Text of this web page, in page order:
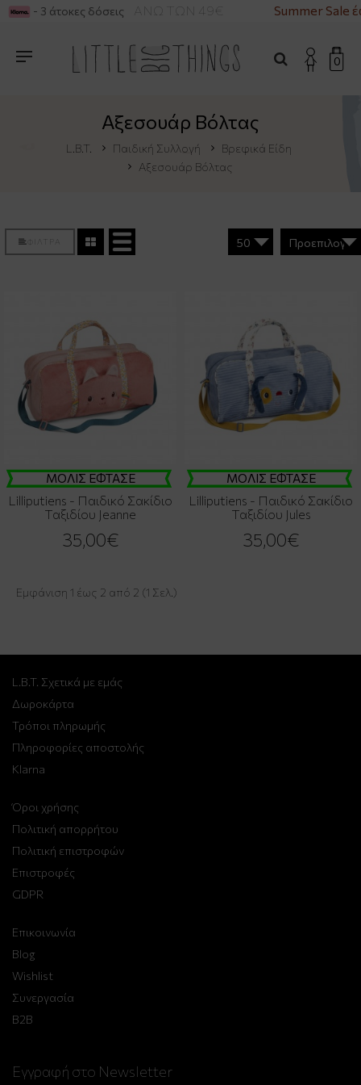
ΓΙΑ ΑΓΟΡΕΣ ΑΝΩ ΤΩΝ 49€ Summer Sale
- 3 άτοκες δόσεις
0
Αξεσουάρ Βόλτας
L.B.T. Παιδική Συλλογή
Βρεφικά Είδη
Αξεσουάρ Βόλτας
ΦΙΛΤΡΑ
ΜΟΛΙΣ ΕΦΤΑΣΕ
Lilliputiens - Παιδικό Σακίδιο
Ταξιδίου Jeanne
35,00€
ΜΟΛΙΣ ΕΦΤΑΣΕ
Lilliputiens - Παιδικό Σακίδιο
Ταξιδίου Jules
35,00€
Εμφάνιση 1 έως 2 από 2 (1 Σελ.)
L.B.T. Σχετικά με εμάς
Δωροκάρτα
Τρόποι πληρωμής
Πληροφορίες αποστολής
Klarna
Όροι χρήσης
Πολιτική απορρήτου
Πολιτική επιστροφών
Επιστροφές
GDPR
Επικοινωνία
Blog
Wishlist
Συνεργασία
B2B
Εγγραφή στο Newsletter